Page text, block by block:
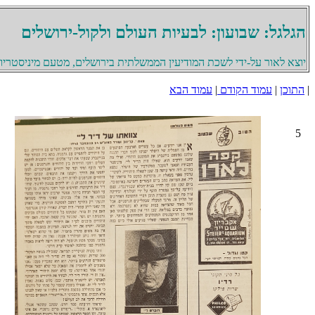
הגלגל: שבועון: לבעיות העולם ולקול-ירושלים
יוצא לאור על-ידי לשכת המודיעין הממשלתית בירושלים, מטעם
| התוכן | עמוד הקודם | עמוד הבא
5